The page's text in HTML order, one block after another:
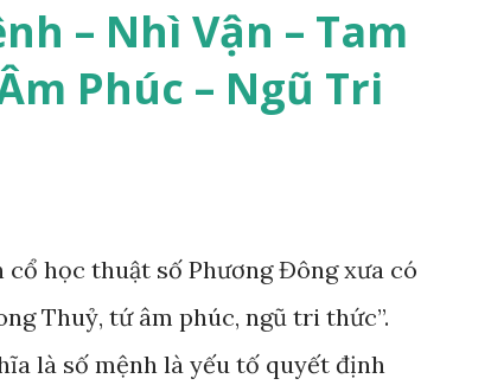
– Nhì Vận – Tam
Phúc – Ngũ Tri
học thuật số Phương Đông xưa có
Thuỷ, tứ âm phúc, ngũ tri thức”.
là số mệnh là yếu tố quyết định